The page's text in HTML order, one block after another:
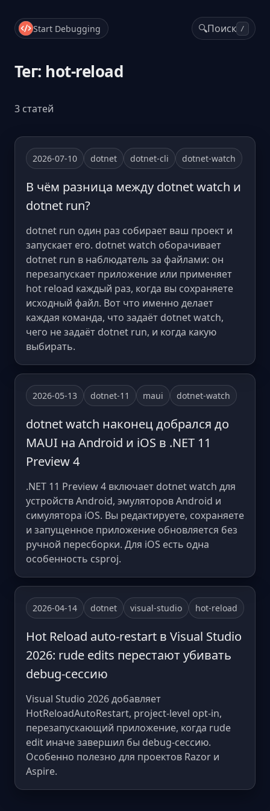
Start Debugging 🔍Поиск /
Тег: hot-reload
3 статей
2026-07-10 dotnet dotnet-cli dotnet-watch
В чём разница между dotnet watch и
dotnet run?
dotnet run один раз собирает ваш проект и
запускает его. dotnet watch оборачивает
dotnet run в наблюдатель за файлами: он
перезапускает приложение или применяет
hot reload каждый раз, когда вы сохраняете
исходный файл. Вот что именно делает
каждая команда, что задаёт dotnet watch,
чего не задаёт dotnet run, и когда какую
выбирать.
2026-05-13 dotnet-11 maui dotnet-watch
dotnet watch наконец добрался до
MAUI на Android и iOS в .NET 11
Preview 4
.NET 11 Preview 4 включает dotnet watch для
устройств Android, эмуляторов Android и
симулятора iOS. Вы редактируете, сохраняете
и запущенное приложение обновляется без
ручной пересборки. Для iOS есть одна
особенность csproj.
2026-04-14 dotnet visual-studio hot-reload
Hot Reload auto-restart в Visual Studio
2026: rude edits перестают убивать
debug-сессию
Visual Studio 2026 добавляет
HotReloadAutoRestart, project-level opt-in,
перезапускающий приложение, когда rude
edit иначе завершил бы debug-сессию.
Особенно полезно для проектов Razor и
Aspire.